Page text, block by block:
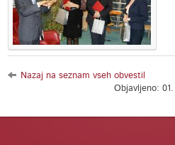
Nazaj na seznam vseh obvestil
Objavljeno: